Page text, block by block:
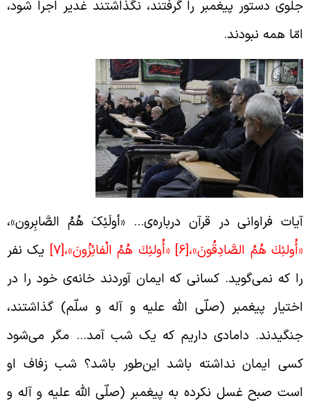
دستور پیغمبر را گرفتند، نگذاشتند غدیر اجرا شود،
همه نبودند.
فراوانی در قرآن درباره‌ی… «أولَئِکَ هُمُ الصَّابِرون»،
هُمُ الصَّادِقُونَ»،[6] «أُولئِكَ هُمُ الْفائِزُونَ»،[7] یک نفر
که نمی‌گوید. کسانی که ایمان آوردند خانه‌ی خود را در
پیغمبر (صلّی الله علیه و آله و سلّم) گذاشتند،
دامادی داریم که یک شب آمد… مگر می‌شود
ایمان نداشته باشد این‌طور باشد؟ شب زفاف او
صبح غسل نکرده به پیغمبر (صلّی الله علیه و آله و